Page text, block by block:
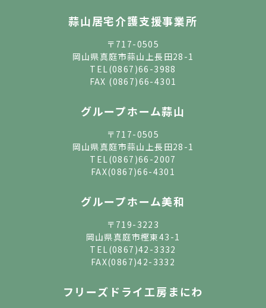
蒜山居宅介護支援事業所
〒717-0505
岡山県真庭市蒜山上長田28-1
TEL(0867)66-3988
FAX (0867)66-4301
グループホーム蒜山
〒717-0505
岡山県真庭市蒜山上長田28-1
TEL(0867)66-2007
FAX(0867)66-4301
グループホーム美和
〒719-3223
岡山県真庭市樫東43-1
TEL(0867)42-3332
FAX(0867)42-3332
フリーズドライ工房まにわ